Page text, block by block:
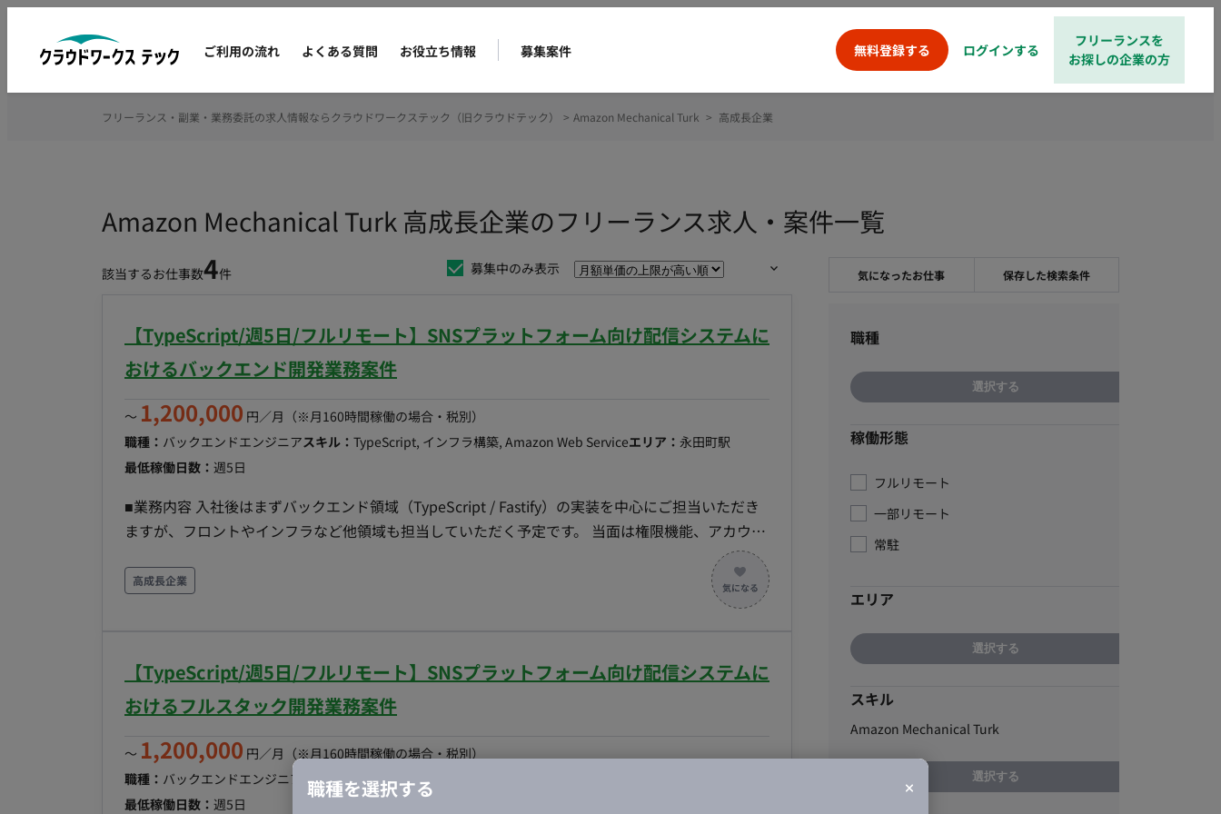
ご利用の流れ よくある質問 お役立ち情報 募集案件 無料登録する ログインする
フリーランスを
お探しの企業の方
Amazon Mechanical Turk 高成長企業のフリーランス求人・案件一覧
該当するお仕事数4件 募集中のみ表示
【TypeScript/週5日/フルリモート】SNSプラットフォーム向け配信システムに
おけるバックエンド開発業務案件
〜 1,200,000 円／月 （※月160時間稼働の場合・税別）
職種： バックエンドエンジニアスキル： TypeScript, インフラ構築, Amazon Web Serviceエリア： 永田町駅
最低稼働日数： 週5日
■業務内容 入社後はまずバックエンド領域（TypeScript / Fastify）の実装を中心にご担当いただき
ますが、フロントやインフラなど他領域も担当していただく予定です。 当面は権限機能、アカウン
ト招待、MFAを中心に開発していただきます。 その後は徐々に本システム特有の機能開発をお任せ
する予定です。 ■実装範囲 ・バックエンド（主担当領域） ・SNS向けメッセージ配信機能の構築
（大量配信・webhook処理） ・認証・認可機能、決済機能の実装 ・技術選定、アーキテクチャ設
GitHub, GitHub Actions ■チーム体制 ・開発者：3名〜4名 ・プロダクトオーナー：1名（CTOが
兼務） ■開発スタイル・コミュニケーション ▼スプリント(半⽉） 〇スプリントプランニング
ィブ ▼同期コミュニケーション：Gather 〇バーチャルオフィスに出社 〇⾮同期コミュニケー
ション：Slack 〇ストック情報：Notion, miro 〇画⾯デザイン：Figma, miro 〇プロジェク
ト管理：Notion 〇開発⽣産性改善：Findy Team+ 〇グループウェア：
高成長企業
【TypeScript/週5日/フルリモート】SNSプラットフォーム向け配信システムに
おけるフルスタック開発業務案件
〜 1,200,000 円／月 （※月160時間稼働の場合・税別）
職種： バックエンドエンジニア スキル：TypeScript, インフラ構築, Amazon Web Service
最低稼働日数： 週5日
気になったお仕事 保存した検索条件
職種
選択する
職種を選択する
稼働形態
フルリモート
一部リモート
常駐
エリア
選択する
スキル
Amazon Mechanical Turk
選択する
フリーランス・副業・業務委託の求人情報ならクラウドワークステック（旧クラウドテック） > Amazon Mechanical Turk > 高成長企業